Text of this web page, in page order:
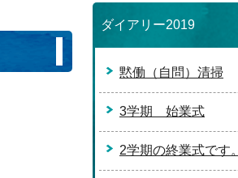
ダイアリー2019
黙働（自問）清掃
3学期 始業式
2学期の終業式です。